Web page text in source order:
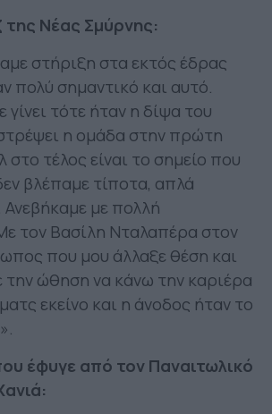
της Νέας Σμύρνης:
στήριξη στα εκτός έδρας
πολύ σημαντικό και αυτό.
γίνει τότε ήταν η δίψα του
η ομάδα στην πρώτη
στο τέλος είναι το σημείο που
βλέπαμε τίποτα, απλά
με πολλή
τον Βασίλη Νταλαπέρα στον
που μου άλλαξε θέση και
ώθηση να κάνω την καριέρα
εκείνο και η άνοδος ήταν το
έφυγε από τον Παναιτωλικό